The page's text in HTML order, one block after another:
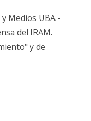
Medios UBA -
del IRAM.
y de